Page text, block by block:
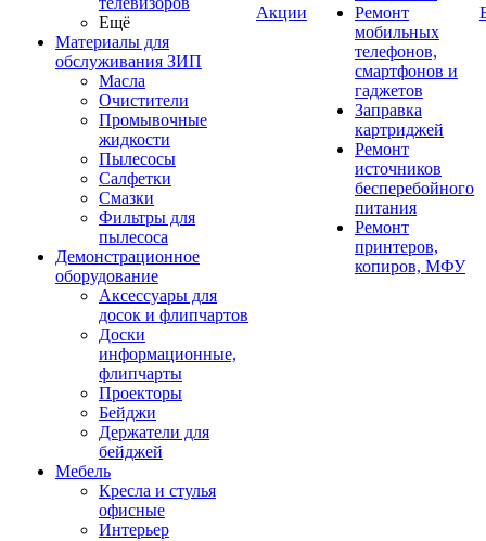
Ещё
Материалы для
обслуживания ЗИП
Масла
Очистители
Промывочные
жидкости
Пылесосы
Салфетки
Смазки
Фильтры для
пылесоса
Демонстрационное
оборудование
Аксессуары для
досок и флипчартов
Доски
информационные,
флипчарты
Проекторы
Бейджи
Держатели для
бейджей
Мебель
Кресла и стулья
офисные
Интерьер
Акции
Ремонт
мобильных
телефонов,
смартфонов и
гаджетов
Заправка
картриджей
Ремонт
источников
бесперебойного
питания
Ремонт
принтеров,
копиров, МФУ